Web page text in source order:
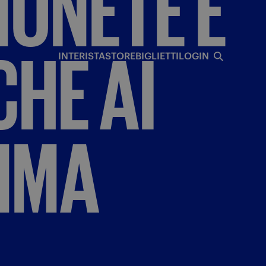
INTERISTASTOREBIGLIETTILOGIN
AI